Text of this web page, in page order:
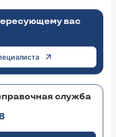
вас
служба